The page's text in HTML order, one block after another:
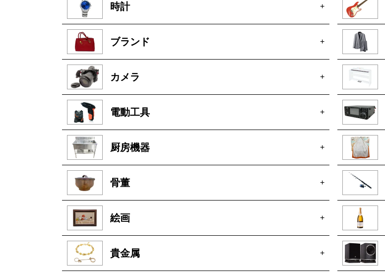
時計 +
ブランド +
カメラ +
電動工具 +
厨房機器 +
骨董 +
絵画 +
貴金属 +